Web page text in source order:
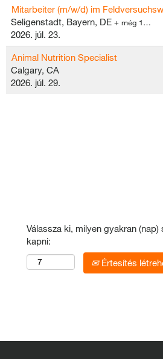
Mitarbeiter (m/w/d) im
Seligenstadt, Bayern, DE + még 1…
2026. júl. 23.
Animal Nutrition Specialist
Calgary, CA
2026. júl. 29.
Válassza ki, milyen gyakran
kapni:
Értesítés